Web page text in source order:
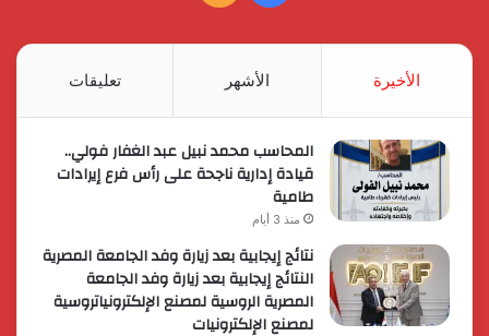
الأخيرة الأشهر تعليقات
المحاسب محمد نبيل عبد الغفار فولي..
قيادة إدارية ناجحة على رأس فرع إيرادات
طامية
منذ 3 أيام
نتائج إيجابية بعد زيارة وفد الجامعة المصرية
النتائج إيجابية بعد زيارة وفد الجامعة
المصرية الروسية لمصنع الإلكترونياتروسية
لمصنع الإلكترونيات